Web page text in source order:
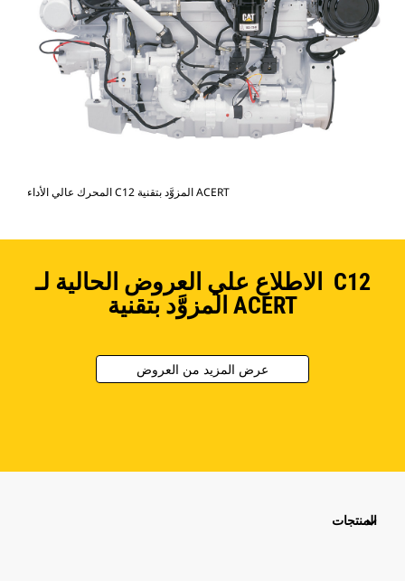
المحرك عالي الأداء C12 المزوَّد بتقنية ACERT
الاطلاع علي العروض الحالية لـ C12
المزوَّد بتقنية ACERT
عرض المزيد من العروض
المنتجات